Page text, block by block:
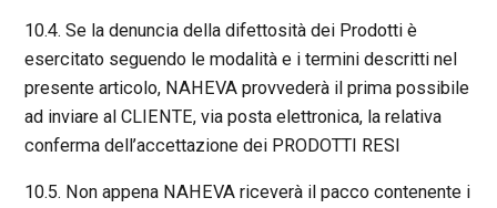
10.4. Se la denuncia della difettosità dei Prodotti è
esercitato seguendo le modalità e i termini descritti nel
presente articolo, NAHEVA provvederà il prima possibile
ad inviare al CLIENTE, via posta elettronica, la relativa
conferma dell’accettazione dei PRODOTTI RESI
10.5. Non appena NAHEVA riceverà il pacco contenente i